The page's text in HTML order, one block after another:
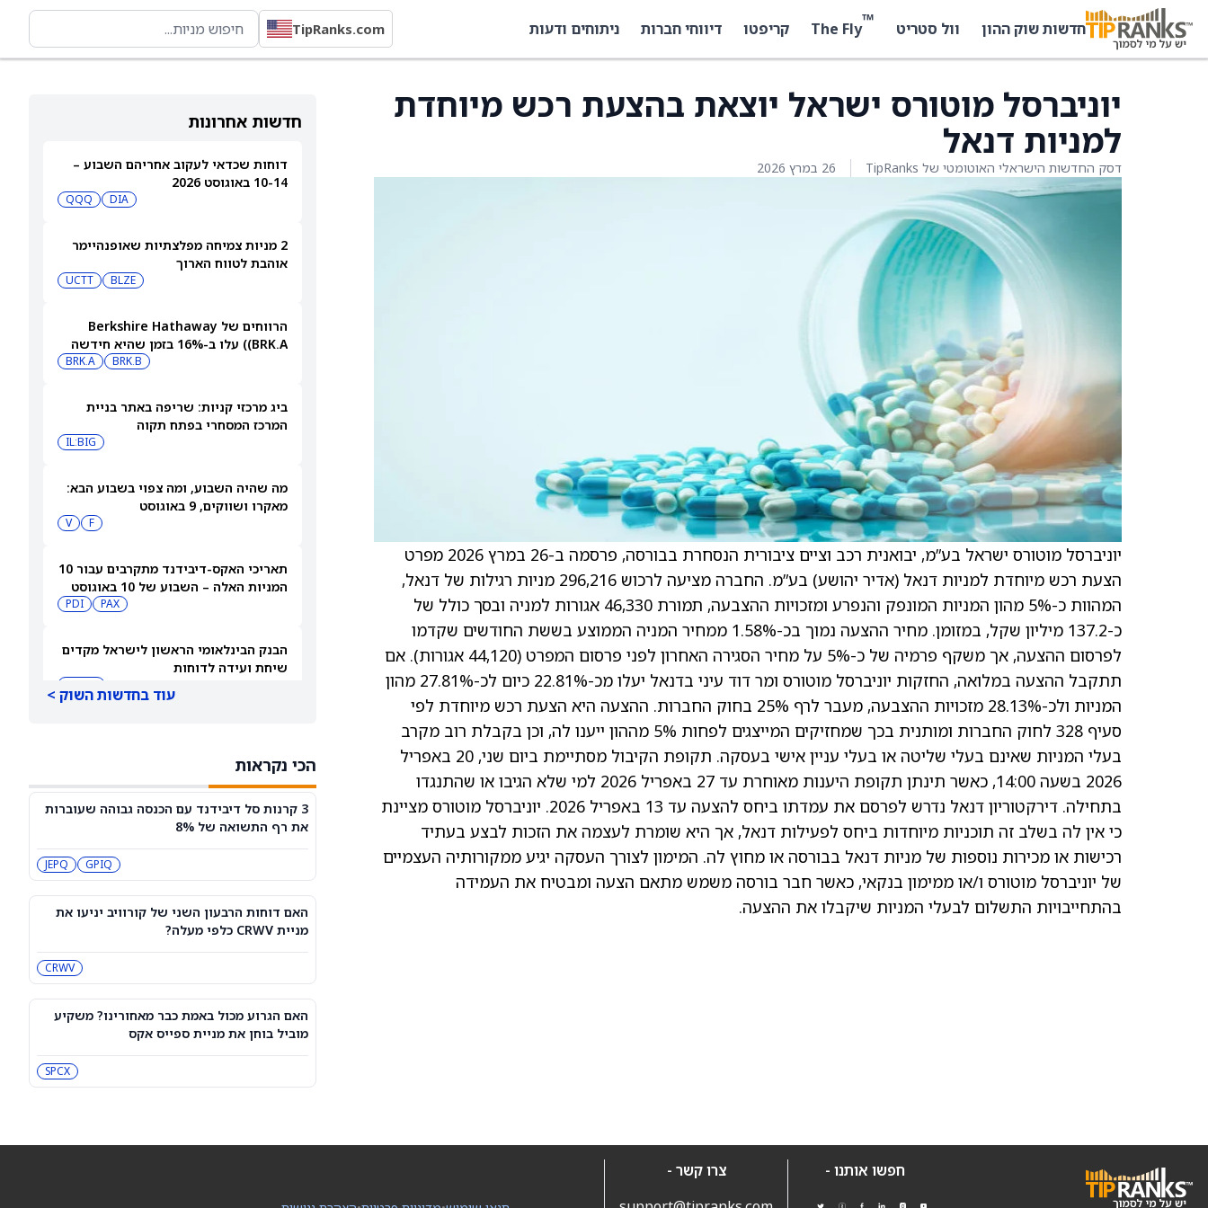
חדשות שוק ההון וול סטריט ™
The Fly קריפטו דיווחי חברות ניתוחים ודעות TipRanks.com
חדשות אחרונות
דוחות שכדאי לעקוב אחריהם השבוע –
10-14 באוגוסט 2026
DIA
QQQ
2 מניות צמיחה מפלצתיות שאופנהיימר
אוהבת לטווח הארוך
BLZE
UCTT
הרווחים של Berkshire Hathaway
(BRK.A) עלו ב-16% בזמן שהיא חידשה
רכישות עצמיות בהיקף של 4.5 מיליארדBRK.B
BRK.A
ביג מרכזי קניות: שריפה באתר בניית
המרכז המסחרי בפתח תקוה
IL:BIG
מה שהיה השבוע, ומה צפוי בשבוע הבא:
מאקרו ושווקים, 9 באוגוסט
F
V
תאריכי האקס-דיבידנד מתקרבים עבור 10
המניות האלה – השבוע של 10 באוגוסט
PAX
PDI
הבנק הבינלאומי הראשון לישראל מקדים
שיחת ועידה לדוחות
במניית HIMS
תחזית מחיר מניית Rocket Lab Usa —
באוגוסט
RKLB
3 קרנות סל דיבידנד עם הכנסה גבוהה
שעוברות את רף התשואה של 8%
האם הגרוע מכול באמת כבר מאחורינו?
משקיע מוביל בוחן את מניית ספייס אקס
SPCX
עוד בחדשות השוק >
הכי נקראות
3 קרנות סל דיבידנד עם הכנסה גבוהה שעוברות
את רף התשואה של 8%
GPIQ
JEPQ
האם דוחות הרבעון השני של קורוויב יניעו את
מניית CRWV כלפי מעלה?
CRWV
האם הגרוע מכול באמת כבר מאחורינו? משקיע
מוביל בוחן את מניית ספייס אקס
SPCX
יוניברסל מוטורס ישראל יוצאת בהצעת רכש מיוחדת
למניות דנאל
דסק החדשות הישראלי האוטומטי של TipRanks 26 במרץ 2026
יוניברסל מוטורס ישראל בע”מ, יבואנית רכב וציים ציבורית הנסחרת בבורסה, פרסמה ב-26 במרץ 2026 מפרט
הצעת רכש מיוחדת למניות דנאל (אדיר יהושע) בע”מ. החברה מציעה לרכוש 296,216 מניות רגילות של דנאל,
המהוות כ-5% מהון המניות המונפק והנפרע ומזכויות ההצבעה, תמורת 46,330 אגורות למניה ובסך כולל של
כ-137.2 מיליון שקל, במזומן. מחיר ההצעה נמוך בכ-1.58% ממחיר המניה הממוצע בששת החודשים שקדמו
לפרסום ההצעה, אך משקף פרמיה של כ-5% על מחיר הסגירה האחרון לפני פרסום המפרט (44,120 אגורות). אם
תתקבל ההצעה במלואה, החזקות יוניברסל מוטורס ומר דוד עיני בדנאל יעלו מכ-22.81% כיום לכ-27.81% מהון
המניות ולכ-28.13% מזכויות ההצבעה, מעבר לרף 25% בחוק החברות. ההצעה היא הצעת רכש מיוחדת לפי
סעיף 328 לחוק החברות ומותנית בכך שמחזיקים המייצגים לפחות 5% מההון ייענו לה, וכן בקבלת רוב מקרב
בעלי המניות שאינם בעלי שליטה או בעלי עניין אישי בעסקה. תקופת הקיבול מסתיימת ביום שני, 20 באפריל
2026 בשעה 14:00, כאשר תינתן תקופת היענות מאוחרת עד 27 באפריל 2026 למי שלא הגיבו או שהתנגדו
בתחילה. דירקטוריון דנאל נדרש לפרסם את עמדתו ביחס להצעה עד 13 באפריל 2026. יוניברסל מוטורס מציינת
כי אין לה בשלב זה תוכניות מיוחדות ביחס לפעילות דנאל, אך היא שומרת לעצמה את הזכות לבצע בעתיד
רכישות או מכירות נוספות של מניות דנאל בבורסה או מחוץ לה. המימון לצורך העסקה יגיע ממקורותיה העצמיים
של יוניברסל מוטורס ו/או ממימון בנקאי, כאשר חבר בורסה משמש מתאם הצעה ומבטיח את העמידה
בהתחייבויות התשלום לבעלי המניות שיקבלו את ההצעה.
חפשו אותנו -
צרו קשר -